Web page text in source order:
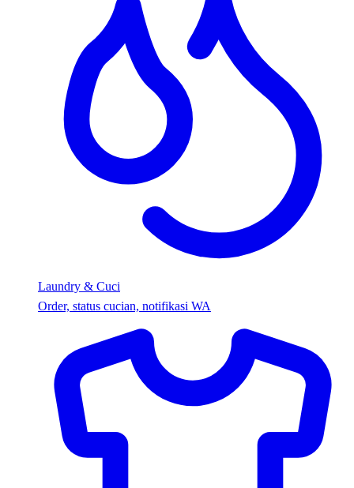
Laundry & Cuci
Order, status cucian, notifikasi WA